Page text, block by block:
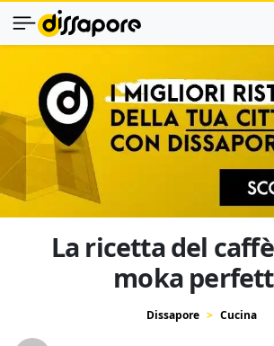
La ricetta del
moka
Dissapore Cucina